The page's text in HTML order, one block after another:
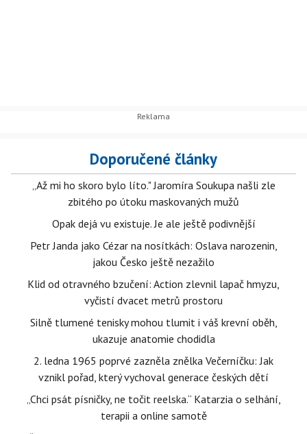
Doporučené články
„Až mi ho skoro bylo líto." Jaromíra Soukupa našli zle
zbitého po útoku maskovaných mužů
Opak dejá vu existuje. Je ale ještě podivnější
Petr Janda jako Cézar na nosítkách: Oslava narozenin,
jakou Česko ještě nezažilo
Klid od otravného bzučení: Action zlevnil lapač hmyzu,
vyčistí dvacet metrů prostoru
Silně tlumené tenisky mohou tlumit i váš krevní oběh,
ukazuje anatomie chodidla
2. ledna 1965 poprvé zazněla znělka Večerníčku: Jak
vznikl pořad, který vychoval generace českých dětí
„Chci psát písničky, ne točit reelska.“ Katarzia o selhání,
terapii a online samotě